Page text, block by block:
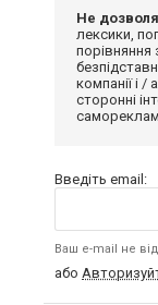
Не
лексики,
порівняння
компанії і /
сторонні
Введіть email:
Ваш e-mail не
або